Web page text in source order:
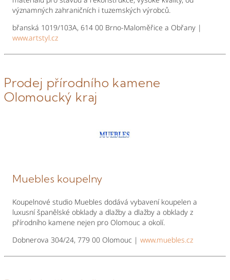
významných zahraničních i tuzemských výrobců.
břanská 1019/103A, 614 00 Brno-Maloměřice a Obřany |
www.artstyl.cz
Prodej přírodního kamene
Olomoucký kraj
Muebles koupelny
Koupelnové studio Muebles dodává vybavení koupelen a
luxusní španělské obklady a dlažby a dlažby a obklady z
přírodního kamene nejen pro Olomouc a okolí.
Dobnerova 304/24, 779 00 Olomouc | www.muebles.cz